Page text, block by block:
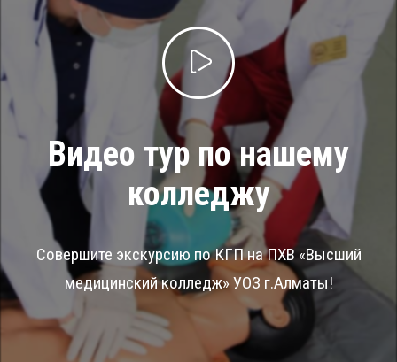
Видео тур по нашему
колледжу
Совершите экскурсию по КГП на ПХВ «Высший
медицинский колледж» УОЗ г.Алматы!